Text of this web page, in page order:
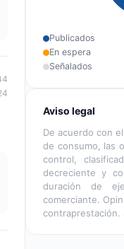
Publicados
En espera
Señalados
Aviso legal
De acuerdo con
de consumo, las
control,
decreciente y
duración de
comerciante.
contraprestación.